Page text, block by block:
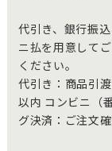
代引き、銀行振
ニ払を用意して
ください。
代引き：商品引
以内 コンビニ（
グ決済：ご注文